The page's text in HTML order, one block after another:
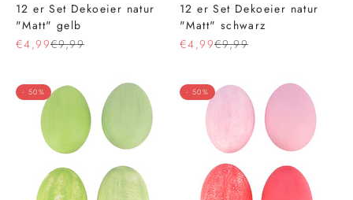
12 er Set Dekoeier natur
"Matt" gelb
Angebot
€4,99Regulärer Preis
€9,99
12 er Set Dekoeier natur
"Matt" schwarz
Angebot
€4,99Regulärer Preis
€9,99
- 50% - 50%